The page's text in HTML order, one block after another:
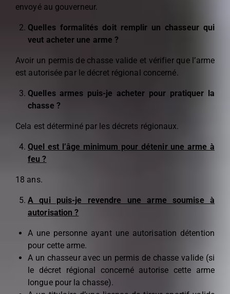
envoyé au gouverneur.
Quelles formalités doit remplir un chasseur qui
veut acheter une arme ?
Avoir un permis de chasse valide et vérifier que l’arme
est autorisée par le décret régional concerné.
Quelles armes puis-je acheter pour pratiquer la
chasse ?
Cela est déterminé par les décrets régionaux.
Quel est l’âge minimum pour détenir une arme à
feu ?
18 ans.
A qui puis-je revendre une arme soumise à
autorisation ?
A une personne ayant une autorisation détention
pour cette arme.
A un chasseur avec un permis de chasse valide (si
le décret régional concerné autorise cette arme
longue pour la chasse).